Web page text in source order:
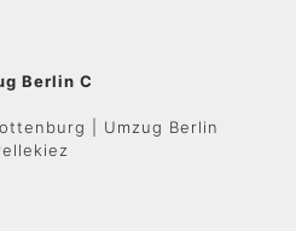
Berlin C
| Umzug Berlin